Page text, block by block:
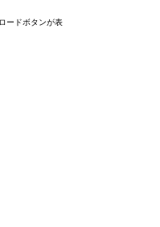
ードボタンが表